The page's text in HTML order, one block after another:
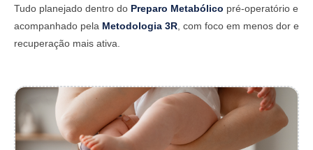
Tudo planejado dentro do Preparo Metabólico pré-operatório e
acompanhado pela Metodologia 3R, com foco em menos dor e
recuperação mais ativa.